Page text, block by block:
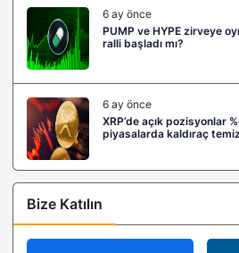
6 ay önce
PUMP ve HYPE zirveye
ralli başladı mı?
6 ay önce
XRP’de açık pozisyonlar
piyasalarda kaldıraç
Bize Katılın